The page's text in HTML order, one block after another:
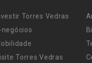
Torres Vedras
negócios
Torres Vedras